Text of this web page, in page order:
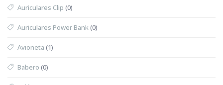
Auriculares Clip (0)
Auriculares Power Bank(0)
Avioneta (1)
Babero (0)